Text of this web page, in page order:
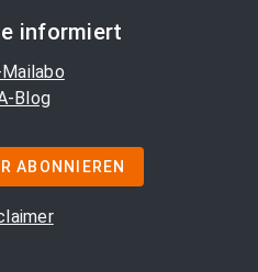
informiert
Blog
ABONNIEREN